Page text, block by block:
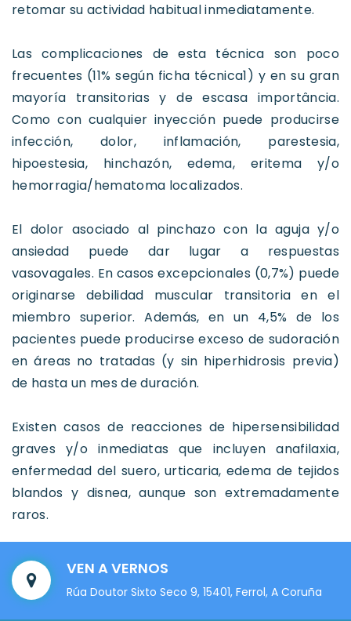
retomar su actividad habitual inmediatamente.
Las complicaciones de esta técnica son poco
frecuentes (11% según ficha técnica1) y en su gran
mayoría transitorias y de escasa importância.
Como con cualquier inyección puede producirse
infección, dolor, inflamación, parestesia,
hipoestesia, hinchazón, edema, eritema y/o
hemorragia/hematoma localizados.
El dolor asociado al pinchazo con la aguja y/o
ansiedad puede dar lugar a respuestas
vasovagales. En casos excepcionales (0,7%) puede
originarse debilidad muscular transitoria en el
miembro superior. Además, en un 4,5% de los
pacientes puede producirse exceso de sudoración
en áreas no tratadas (y sin hiperhidrosis previa)
de hasta un mes de duración.
Existen casos de reacciones de hipersensibilidad
graves y/o inmediatas que incluyen anafilaxia,
enfermedad del suero, urticaria, edema de tejidos
blandos y disnea, aunque son extremadamente
raros.
VEN A VERNOS
Rúa Doutor Sixto Seco 9, 15401, Ferrol, A Coruña